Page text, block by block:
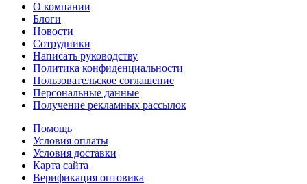
О компании
Блоги
Новости
Сотрудники
Написать руководству
Политика конфиденциальности
Пользовательское соглашение
Персональные данные
Получение рекламных рассылок
Помощь
Условия оплаты
Условия доставки
Карта сайта
Верификация оптовика